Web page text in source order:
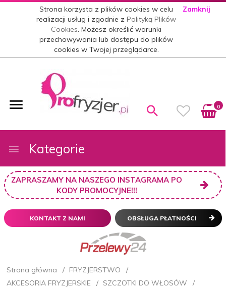
Strona korzysta z plików cookies w celu
realizacji usług i zgodnie zPolityką Plików
Cookies. Możesz określić warunki
przechowywania lub dostępu do plików
cookies w Twojej przeglądarce.
Zamknij
0
Kategorie
ZAPRASZAMY NA NASZEGO INSTAGRAMA PO
KODY PROMOCYJNE!!!
KONTAKT Z NAMI OBSŁUGA PŁATNOŚCI
Strona główna
FRYZJERSTWO
AKCESORIA FRYZJERSKIE
SZCZOTKI DO WŁOSÓW